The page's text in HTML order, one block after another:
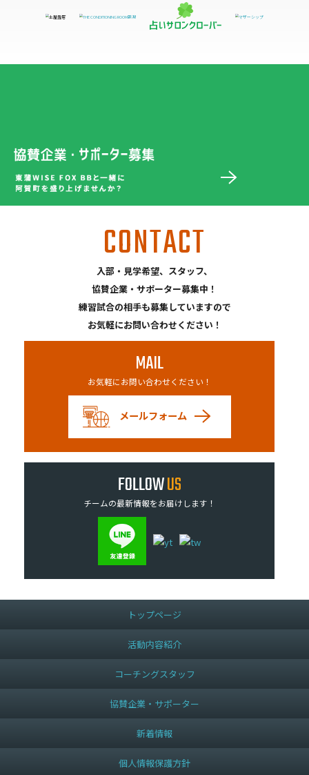
CONTACT
入部・見学希望、スタッフ、
協賛企業・サポーター募集中！
練習試合の相手も募集していますので
お気軽にお問い合わせください！
MAIL
お気軽にお問い合わせください！
メールフォーム
FOLLOWUS
チームの最新情報をお届けします！
トップページ
活動内容紹介
コーチングスタッフ
協賛企業・サポーター
新着情報
個人情報保護方針